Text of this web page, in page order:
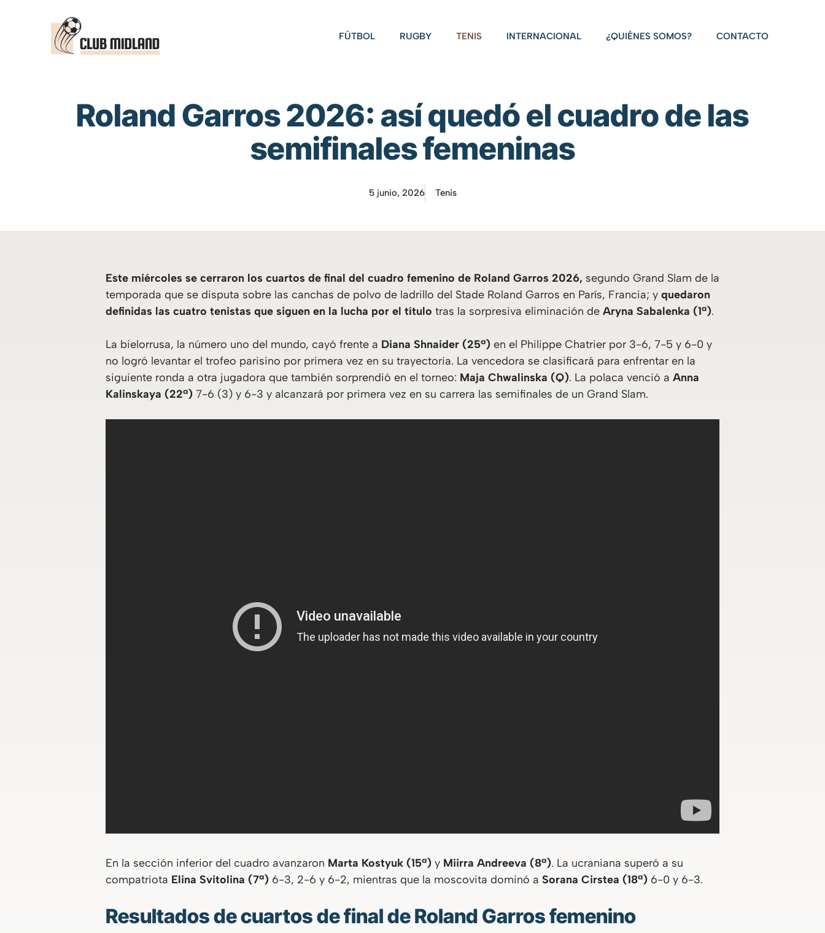
FÚTBOL RUGBY TENIS INTERNACIONAL ¿QUIÉNES SOMOS? CONTACTO
Roland Garros 2026: así quedó el cuadro de las
semifinales femeninas
5 junio, 2026 Tenis
Este miércoles se cerraron los cuartos de final del cuadro femenino de Roland Garros 2026, segundo Grand Slam de la
temporada que se disputa sobre las canchas de polvo de ladrillo del Stade Roland Garros en París, Francia; y quedaron
definidas las cuatro tenistas que siguen en la lucha por el título tras la sorpresiva eliminación de Aryna Sabalenka (1ª).
La bielorrusa, la número uno del mundo, cayó frente a Diana Shnaider (25ª) en el Philippe Chatrier por 3-6, 7-5 y 6-0 y
no logró levantar el trofeo parisino por primera vez en su trayectoria. La vencedora se clasificará para enfrentar en la
siguiente ronda a otra jugadora que también sorprendió en el torneo: Maja Chwalinska (Q). La polaca venció a Anna
Kalinskaya (22ª) 7-6 (3) y 6-3 y alcanzará por primera vez en su carrera las semifinales de un Grand Slam.
En la sección inferior del cuadro avanzaron Marta Kostyuk (15ª) y Miirra Andreeva (8ª). La ucraniana superó a su
compatriota Elina Svitolina (7ª) 6-3, 2-6 y 6-2, mientras que la moscovita dominó a Sorana Cirstea (18ª) 6-0 y 6-3.
Resultados de cuartos de final de Roland Garros femenino